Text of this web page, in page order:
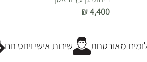
₪4,400
שירות אישי ויחס חם מאובטחת